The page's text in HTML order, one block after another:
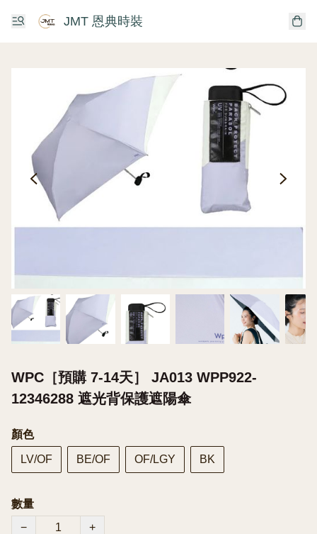
JMT 恩典時裝
WPC［預購 7-14天］ JA013 WPP922-
12346288 遮光背保護遮陽傘
顏色
LV/OF BE/OF OF/LGY BK
數量
−
+